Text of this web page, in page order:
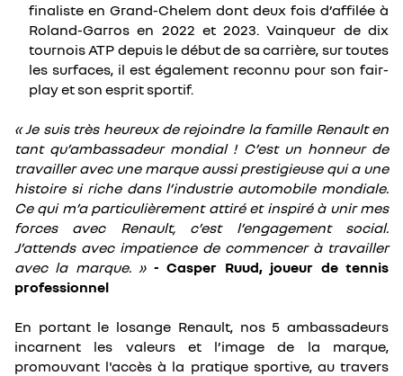
finaliste en Grand-Chelem dont deux fois d’affilée à
Roland-Garros en 2022 et 2023. Vainqueur de dix
tournois ATP depuis le début de sa carrière, sur toutes
les surfaces, il est également reconnu pour son fair-
play et son esprit sportif.
« Je suis très heureux de rejoindre la famille Renault en
tant qu’ambassadeur mondial ! C’est un honneur de
travailler avec une marque aussi prestigieuse qui a une
histoire si riche dans l’industrie automobile mondiale.
Ce qui m’a particulièrement attiré et inspiré à unir mes
forces avec Renault, c’est l’engagement social.
J’attends avec impatience de commencer à travailler
avec la marque. » - Casper Ruud, joueur de tennis
professionnel
En portant le losange Renault, nos 5 ambassadeurs
incarnent les valeurs et l’image de la marque,
promouvant l'accès à la pratique sportive, au travers